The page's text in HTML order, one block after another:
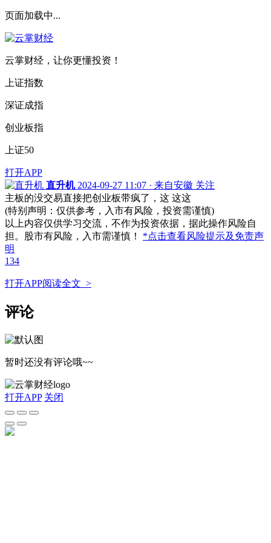
页面加载中...
云掌财经，让你更懂投资！
上证指数
深证成指
创业板指
上证50
打开APP
直升机 2024-09-27 11:07 · 来自安徽 关注
主板的没交易直接把创业板带疯了，这 这这
(特别声明：仅供参考，入市有风险，投资需谨慎)
以上内容仅供学习交流，不作为投资依据，据此操作风险自
担。股市有风险，入市需谨慎！ *点击查看风险提示及免责声
明
134
打开APP阅读全文 >
评论
暂时还没有评论哦~~
打开APP 关闭